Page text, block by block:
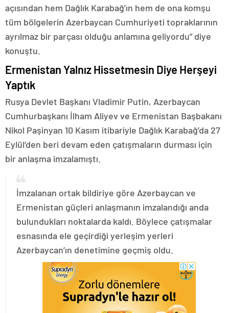
açısından hem Dağlık Karabağ’ın hem de ona komşu
tüm bölgelerin Azerbaycan Cumhuriyeti topraklarının
ayrılmaz bir parçası olduğu anlamına geliyordu” diye
konuştu.
Ermenistan Yalnız Hissetmesin Diye Herşeyi
Yaptık
Rusya Devlet Başkanı Vladimir Putin, Azerbaycan
Cumhurbaşkanı İlham Aliyev ve Ermenistan Başbakanı
Nikol Paşinyan 10 Kasım itibariyle Dağlık Karabağ’da 27
Eylül’den beri devam eden çatışmaların durması için
bir anlaşma imzalamıştı.
İmzalanan ortak bildiriye göre Azerbaycan ve
Ermenistan güçleri anlaşmanın imzalandığı anda
bulundukları noktalarda kaldı. Böylece çatışmalar
esnasında ele geçirdiği yerleşim yerleri
Azerbaycan’ın denetimine geçmiş oldu.